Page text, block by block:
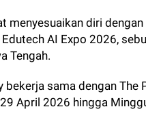
menyesuaikan diri
AI Expo 2026,
Tengah.
sama dengan The
April 2026 hingga